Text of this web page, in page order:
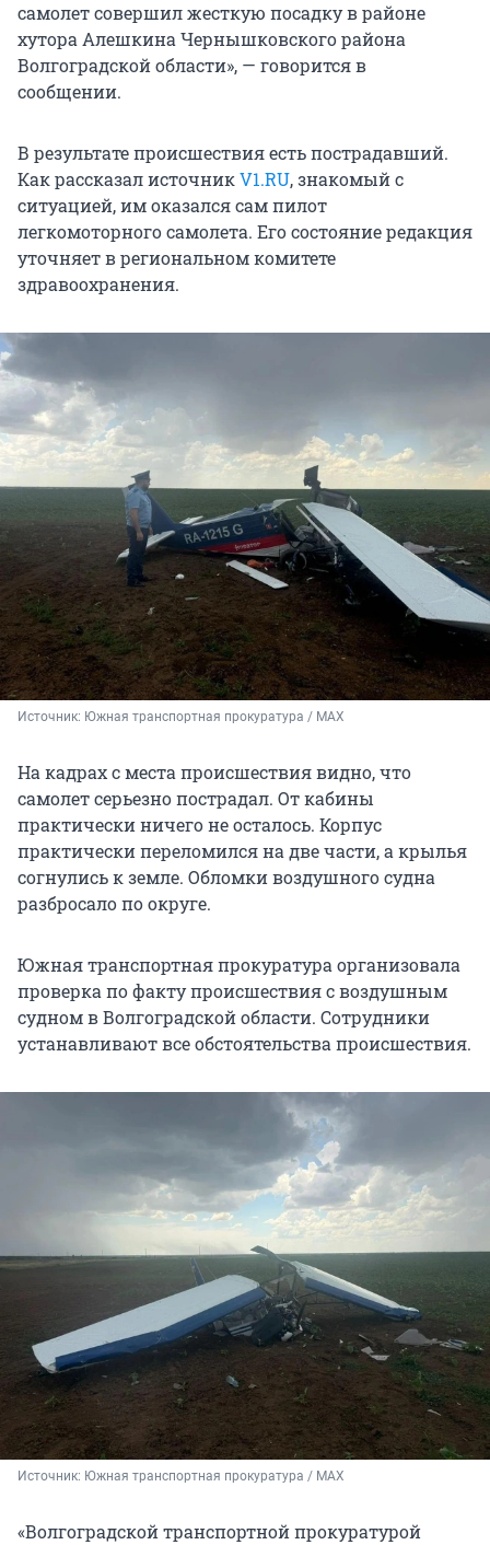
самолет совершил жесткую посадку в районе
хутора Алешкина Чернышковского района
Волгоградской области», — говорится в
сообщении.
В результате происшествия есть пострадавший.
Как рассказал источникV1.RU, знакомый с
ситуацией, им оказался сам пилот
легкомоторного самолета. Его состояние редакция
уточняет в региональном комитете
здравоохранения.
Источник: Южная транспортная прокуратура / MAX
На кадрах с места происшествия видно, что
самолет серьезно пострадал. От кабины
практически ничего не осталось. Корпус
практически переломился на две части, а крылья
согнулись к земле. Обломки воздушного судна
разбросало по округе.
Южная транспортная прокуратура организовала
проверка по факту происшествия с воздушным
судном в Волгоградской области. Сотрудники
устанавливают все обстоятельства происшествия.
Источник: Южная транспортная прокуратура / MAX
«Волгоградской транспортной прокуратурой